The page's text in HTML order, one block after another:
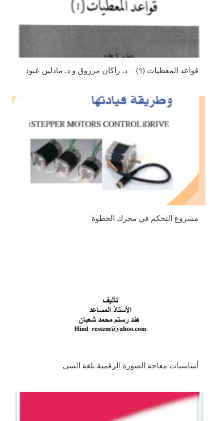
قواعد المعطيات (1) – د. راكان مرزوق و د. مادلين عبود
مشروع التحكم في محرك الخطوة
أساسيات معاجة الصورة الرقمية بلغة السي